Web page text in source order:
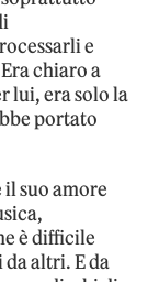
e
chiaro a
lui, era solo la
portato
suo amore
è difficile
altri. E da